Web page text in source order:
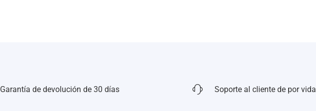
Garantía de devolución de 30 días Soporte al cliente de por vida